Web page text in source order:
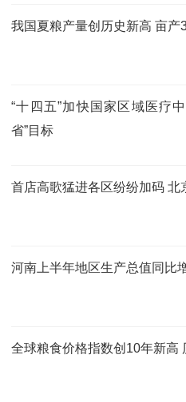
我国夏粮产量创历史新高 亩产
“十四五”加快国家区域医疗
省”目标
首店高歌猛进各区纷纷加码 北
河南上半年地区生产总值同比
全球粮食价格指数创10年新高